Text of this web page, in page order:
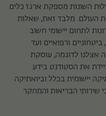
השונות מספקת ארגז כלים
העולם. מלבד זאת, שאלות
לתחום יישומי חשוב
ורפואיים ועד
אצלנו לדוגמה, עוסקת
את הסטודנט בידע
יישומית בכלל וביואתיקה
שירותי הבריאות והמחקר